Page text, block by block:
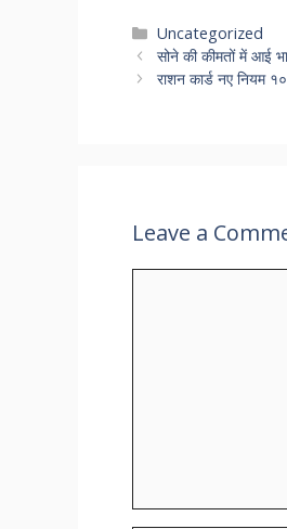
Categories
Uncategorized
सोने की कीमतों में आई
राशन कार्ड नए नियम
Leave a